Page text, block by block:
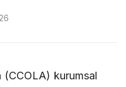
(CCOLA) kurumsal